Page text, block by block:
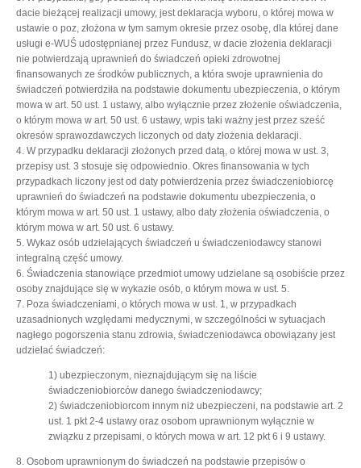
dacie bieżącej realizacji umowy, jest deklaracja wyboru, o której mowa w
ustawie o poz, złożona w tym samym okresie przez osobę, dla której dane
usługi e-WUŚ udostępnianej przez Fundusz, w dacie złożenia deklaracji
nie potwierdzają uprawnień do świadczeń opieki zdrowotnej
finansowanych ze środków publicznych, a która swoje uprawnienia do
świadczeń potwierdziła na podstawie dokumentu ubezpieczenia, o którym
mowa w art. 50 ust. 1 ustawy, albo wyłącznie przez złożenie oświadczenia,
o którym mowa w art. 50 ust. 6 ustawy, wpis taki ważny jest przez sześć
okresów sprawozdawczych liczonych od daty złożenia deklaracji.
4. W przypadku deklaracji złożonych przed datą, o której mowa w ust. 3,
przepisy ust. 3 stosuje się odpowiednio. Okres finansowania w tych
przypadkach liczony jest od daty potwierdzenia przez świadczeniobiorcę
uprawnień do świadczeń na podstawie dokumentu ubezpieczenia, o
którym mowa w art. 50 ust. 1 ustawy, albo daty złożenia oświadczenia, o
którym mowa w art. 50 ust. 6 ustawy.
5. Wykaz osób udzielających świadczeń u świadczeniodawcy stanowi
integralną część umowy.
6. Świadczenia stanowiące przedmiot umowy udzielane są osobiście przez
osoby znajdujące się w wykazie osób, o którym mowa w ust. 5.
7. Poza świadczeniami, o których mowa w ust. 1, w przypadkach
uzasadnionych względami medycznymi, w szczególności w sytuacjach
nagłego pogorszenia stanu zdrowia, świadczeniodawca obowiązany jest
udzielać świadczeń:
1) ubezpieczonym, nieznajdującym się na liście
świadczeniobiorców danego świadczeniodawcy;
2) świadczeniobiorcom innym niż ubezpieczeni, na podstawie art. 2
ust. 1 pkt 2-4 ustawy oraz osobom uprawnionym wyłącznie w
związku z przepisami, o których mowa w art. 12 pkt 6 i 9 ustawy.
8. Osobom uprawnionym do świadczeń na podstawie przepisów o